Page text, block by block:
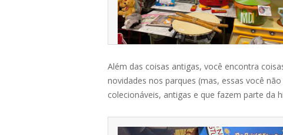
Além das coisas antigas, você encontra
novidades nos parques (mas, essas você
colecionáveis, antigas e que fazem parte da